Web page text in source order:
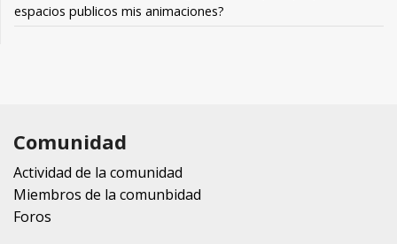
espacios publicos mis animaciones?
Comunidad
Actividad de la comunidad
Miembros de la comunbidad
Foros